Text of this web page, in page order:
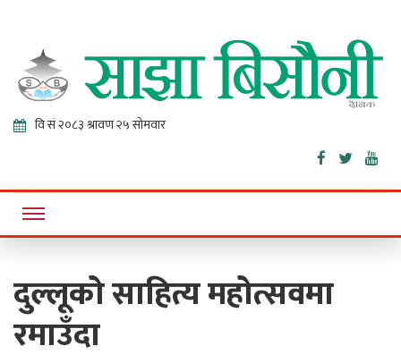
Sajha
Bisaunee
Online News Portal
दुल्लूको साहित्य महोत्सवमा
रमाउँदा